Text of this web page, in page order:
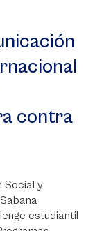
contra
Social y
estudiantil